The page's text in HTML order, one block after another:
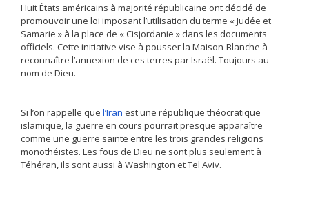
Huit États américains à majorité républicaine ont décidé de
promouvoir une loi imposant l’utilisation du terme « Judée et
Samarie » à la place de « Cisjordanie » dans les documents
officiels. Cette initiative vise à pousser la Maison-Blanche à
reconnaître l’annexion de ces terres par Israël. Toujours au
nom de Dieu.
Si l’on rappelle que l’Iran est une république théocratique
islamique, la guerre en cours pourrait presque apparaître
comme une guerre sainte entre les trois grandes religions
monothéistes. Les fous de Dieu ne sont plus seulement à
Téhéran, ils sont aussi à Washington et Tel Aviv.